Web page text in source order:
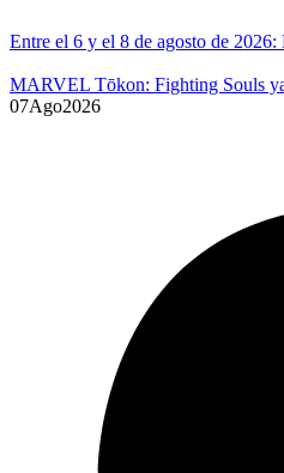
Entre el 6 y el 8 de agosto de
MARVEL Tōkon: Fighting Souls ya
07Ago2026